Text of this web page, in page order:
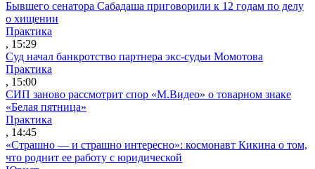
Бывшего сенатора Сабадаша приговорили к 12 годам по делу
о хищении
Практика
, 15:29
Суд начал банкротство партнера экс-судьи Момотова
Практика
, 15:00
СИП заново рассмотрит спор «М.Видео» о товарном знаке
«Белая пятница»
Практика
, 14:45
«Страшно — и страшно интересно»: космонавт Кикина о том,
что роднит ее работу с юридической